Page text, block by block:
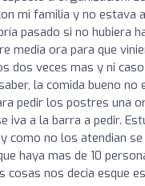
mi familia y no estava
pasado si no hubiera
media ora para que
dos veces mas y ni
la comida bueno
pedir los postres una
a la barra a pedir.
como no los atendian
haya mas de 10
cosas nos decia esque